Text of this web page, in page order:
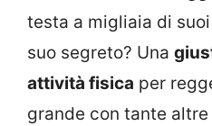
testa a migliaia di
suo segreto? Una
attività fisica per
grande con tante